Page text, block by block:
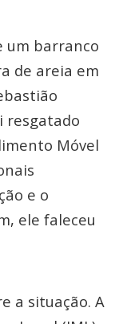
um barranco
de areia em
resgatado
Móvel
e o
ele faleceu
a situação. A